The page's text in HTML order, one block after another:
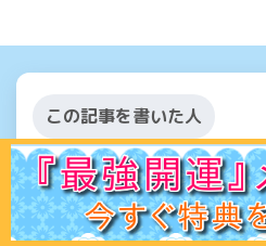
この記事を書いた人
鈴川愛奈
ホーム 初見の方へﾌﾟﾛﾌｨｰﾙ 鑑定ﾒﾆｭｰ運命学講座易占講座お客